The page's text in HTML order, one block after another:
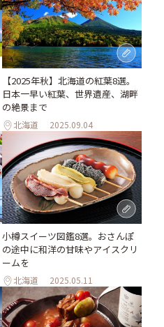
【2025年秋】北海道の紅葉8選。
日本一早い紅葉、世界遺産、湖畔
の絶景まで
北海道 2025.09.04
小樽スイーツ図鑑8選。おさんぽ
の途中に和洋の甘味やアイスクリ
ームを
北海道 2025.05.11